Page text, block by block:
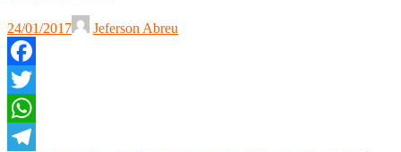
24/01/2017 Jeferson Abreu
Facebook
Twitter
WhatsApp